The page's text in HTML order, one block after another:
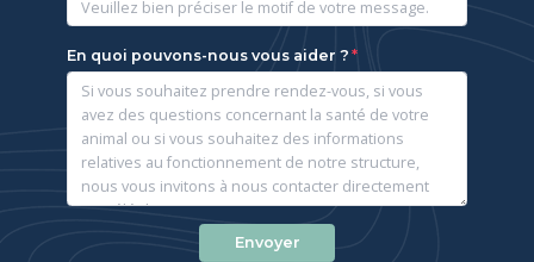
Objet
En quoi pouvons-nous vous aider ?